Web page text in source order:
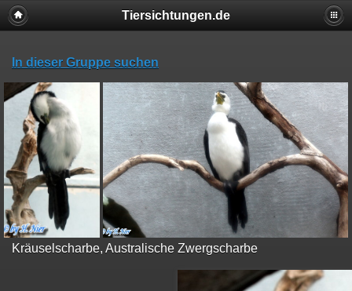
Tiersichtungen.de
In dieser Gruppe suchen
Kräuselscharbe, Australische Zwergscharbe